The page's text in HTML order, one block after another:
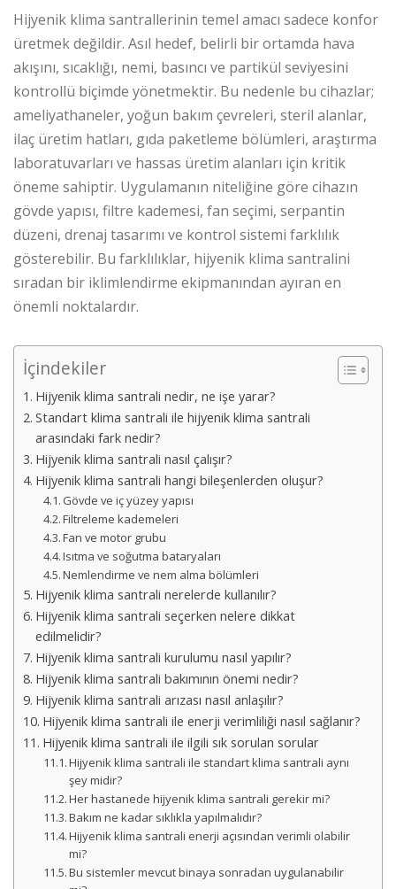
Hijyenik klima santrallerinin temel amacı sadece konfor
üretmek değildir. Asıl hedef, belirli bir ortamda hava
akışını, sıcaklığı, nemi, basıncı ve partikül seviyesini
kontrollü biçimde yönetmektir. Bu nedenle bu cihazlar;
ameliyathaneler, yoğun bakım çevreleri, steril alanlar,
ilaç üretim hatları, gıda paketleme bölümleri, araştırma
laboratuvarları ve hassas üretim alanları için kritik
öneme sahiptir. Uygulamanın niteliğine göre cihazın
gövde yapısı, filtre kademesi, fan seçimi, serpantin
düzeni, drenaj tasarımı ve kontrol sistemi farklılık
gösterebilir. Bu farklılıklar, hijyenik klima santralini
sıradan bir iklimlendirme ekipmanından ayıran en
önemli noktalardır.
İçindekiler
Hijyenik klima santrali nedir, ne işe yarar?
Standart klima santrali ile hijyenik klima santrali
arasındaki fark nedir?
Hijyenik klima santrali nasıl çalışır?
Hijyenik klima santrali hangi bileşenlerden oluşur?
Gövde ve iç yüzey yapısı
Filtreleme kademeleri
Fan ve motor grubu
Isıtma ve soğutma bataryaları
Nemlendirme ve nem alma bölümleri
Hijyenik klima santrali nerelerde kullanılır?
Hijyenik klima santrali seçerken nelere dikkat
edilmelidir?
Hijyenik klima santrali kurulumu nasıl yapılır?
Hijyenik klima santrali bakımının önemi nedir?
Hijyenik klima santrali arızası nasıl anlaşılır?
Hijyenik klima santrali ile enerji verimliliği nasıl sağlanır?
Hijyenik klima santrali ile ilgili sık sorulan sorular
Hijyenik klima santrali ile standart klima santrali aynı
şey midir?
Her hastanede hijyenik klima santrali gerekir mi?
Bakım ne kadar sıklıkla yapılmalıdır?
Hijyenik klima santrali enerji açısından verimli olabilir
mi?
Bu sistemler mevcut binaya sonradan uygulanabilir